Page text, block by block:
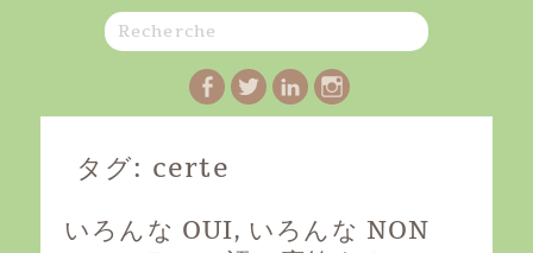
Search
for:
Facebook
TwitterLinkedIn
Instagram
タグ: certe
いろんな OUI, いろんな NON